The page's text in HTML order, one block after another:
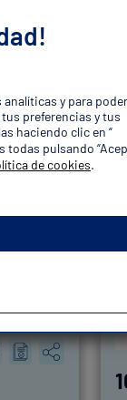
y para poder
preferencias y tus
haciendo clic en “
todas pulsando
de cookies.